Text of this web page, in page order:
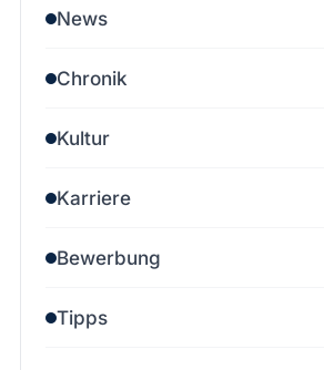
News
Chronik
Kultur
Karriere
Bewerbung
Tipps